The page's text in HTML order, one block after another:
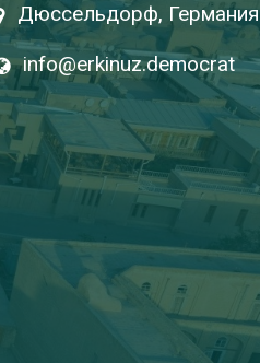
Дюссельдорф, Германия
info@erkinuz.democrat